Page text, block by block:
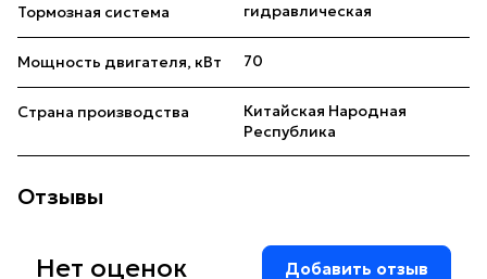
Тормозная система гидравлическая
Мощность двигателя, кВт 70
Страна производства
Китайская Народная
Республика
Отзывы
Нет оценок Добавить отзыв